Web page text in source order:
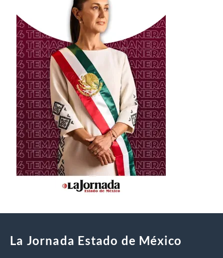
La Jornada Estado de México